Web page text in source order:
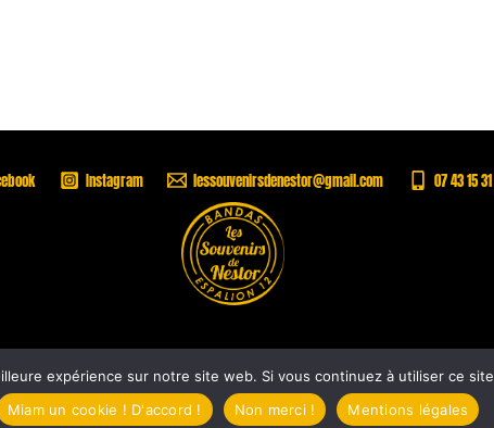
Instagram lessouvenirsdenestor@gmail.com 07 43 15
byLa Plume Nomade
expérience sur notre site web. Si vous continuez à utiliser ce
Miam un cookie ! D'accord !
Non merci ! Mentions légales